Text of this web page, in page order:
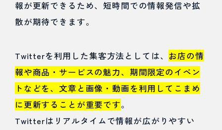
報が更新できるため、短時間での情報発信や拡
散が期待できます。
Twitterを利用した集客方法としては、 お店の情
報や商品・サービスの魅力、期間限定のイベン
トなどを、文章と画像・動画を利用してこまめ
に更新することが重要です。
Twitterはリアルタイムで情報が広がりやすい